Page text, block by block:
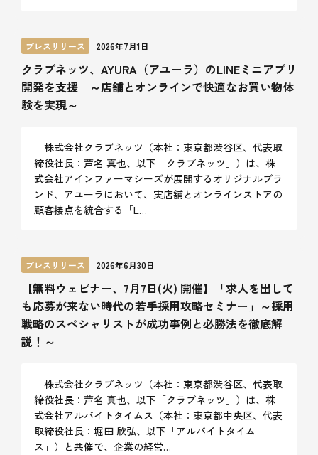
プレスリリース 2026年7月1日
クラブネッツ、AYURA（アユーラ）のLINEミニアプリ
開発を支援 ～店舗とオンラインで快適なお買い物体
験を実現～
株式会社クラブネッツ（本社：東京都渋谷区、代表取
締役社長：芦名 真也、以下「クラブネッツ」）は、株
式会社アインファーマシーズが展開するオリジナルブラ
ンド、アユーラにおいて、実店舗とオンラインストアの
顧客接点を統合する「L…
プレスリリース 2026年6月30日
【無料ウェビナー、7月7日(火) 開催】「求人を出して
も応募が来ない時代の若手採用攻略セミナー」～採用
戦略のスペシャリストが成功事例と必勝法を徹底解
説！～
株式会社クラブネッツ（本社：東京都渋谷区、代表取
締役社長：芦名 真也、以下「クラブネッツ」）は、株
式会社アルバイトタイムス（本社：東京都中央区、代表
取締役社長：堀田 欣弘、以下「アルバイトタイム
ス」）と共催で、企業の経営…